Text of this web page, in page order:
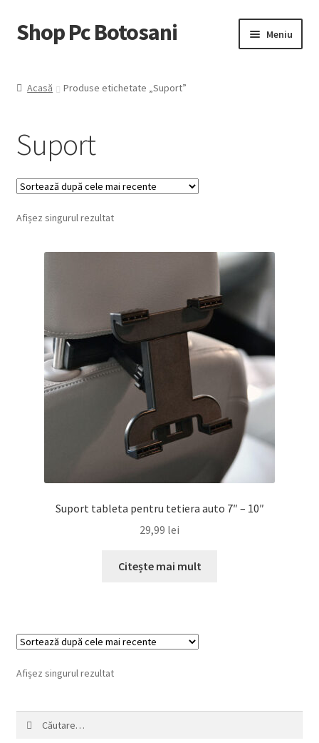
Sari
la
Sari
la
Shop Pc Botosani Meniu
Coş
Trimite Comanda
Acasă Produse etichetate „Suport”
Suport
Afișez singurul rezultat
Suport tableta pentru tetiera auto 7″ – 10″
29,99 lei
Citește mai mult
Afișez singurul rezultat